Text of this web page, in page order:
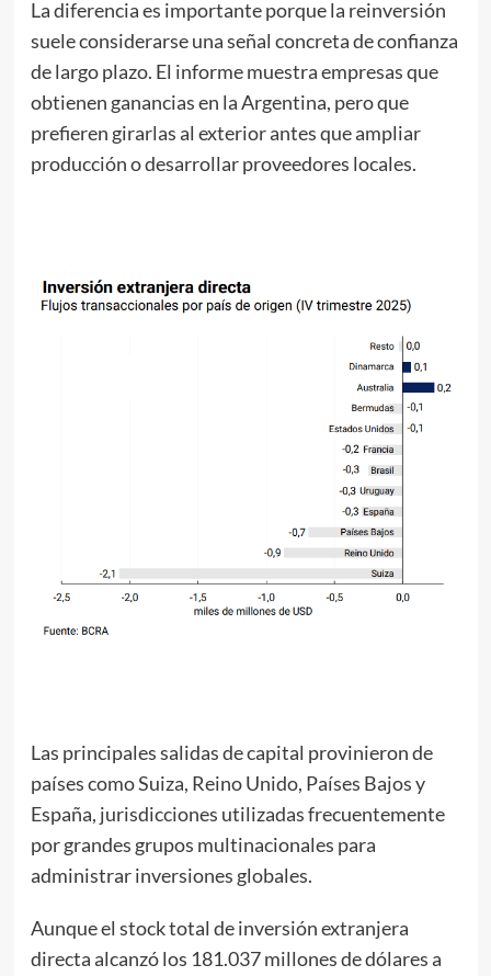
La diferencia es importante porque la reinversión
suele considerarse una señal concreta de confianza
de largo plazo. El informe muestra empresas que
obtienen ganancias en la Argentina, pero que
prefieren girarlas al exterior antes que ampliar
producción o desarrollar proveedores locales.
Las principales salidas de capital provinieron de
países como Suiza, Reino Unido, Países Bajos y
España, jurisdicciones utilizadas frecuentemente
por grandes grupos multinacionales para
administrar inversiones globales.
Aunque el stock total de inversión extranjera
directa alcanzó los 181.037 millones de dólares a